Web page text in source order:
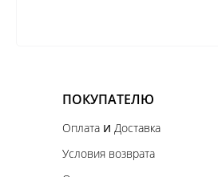
ПОКУПАТЕЛЮ
Оплата и Доставка
Условия возврата